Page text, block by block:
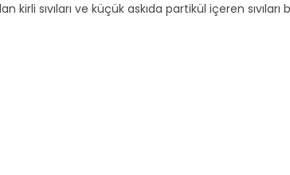
kirli sıvıları ve küçük askıda partikül içeren